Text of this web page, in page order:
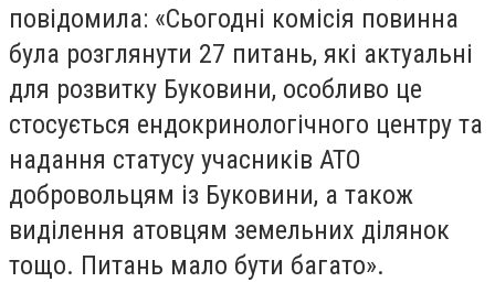
повідомила: «Сьогодні комісія повинна
була розглянути 27 питань, які актуальні
для розвитку Буковини, особливо це
стосується ендокринологічного центру та
надання статусу учасників АТО
добровольцям із Буковини, а також
виділення атовцям земельних ділянок
тощо. Питань мало бути багато».